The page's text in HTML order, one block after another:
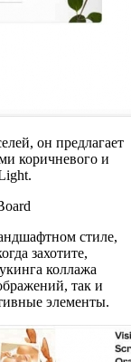
он предлагает
коричневого и
стиле,
захотите,
коллажа
так и
элементы.